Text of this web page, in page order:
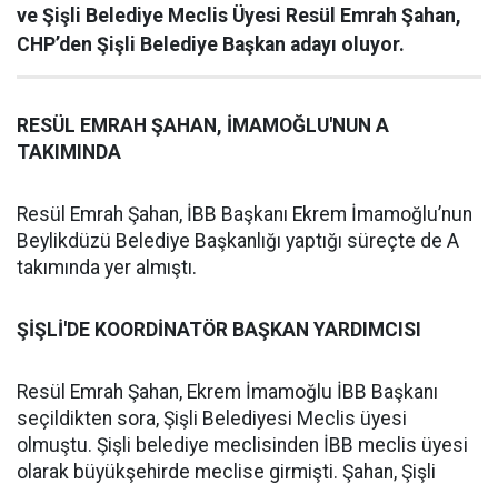
ve Şişli Belediye Meclis Üyesi Resül Emrah Şahan,
CHP’den Şişli Belediye Başkan adayı oluyor.
RESÜL EMRAH ŞAHAN, İMAMOĞLU'NUN A
TAKIMINDA
Resül Emrah Şahan, İBB Başkanı Ekrem İmamoğlu’nun
Beylikdüzü Belediye Başkanlığı yaptığı süreçte de A
takımında yer almıştı.
ŞİŞLİ'DE KOORDİNATÖR BAŞKAN YARDIMCISI
Resül Emrah Şahan, Ekrem İmamoğlu İBB Başkanı
seçildikten sora, Şişli Belediyesi Meclis üyesi
olmuştu. Şişli belediye meclisinden İBB meclis üyesi
olarak büyükşehirde meclise girmişti. Şahan, Şişli